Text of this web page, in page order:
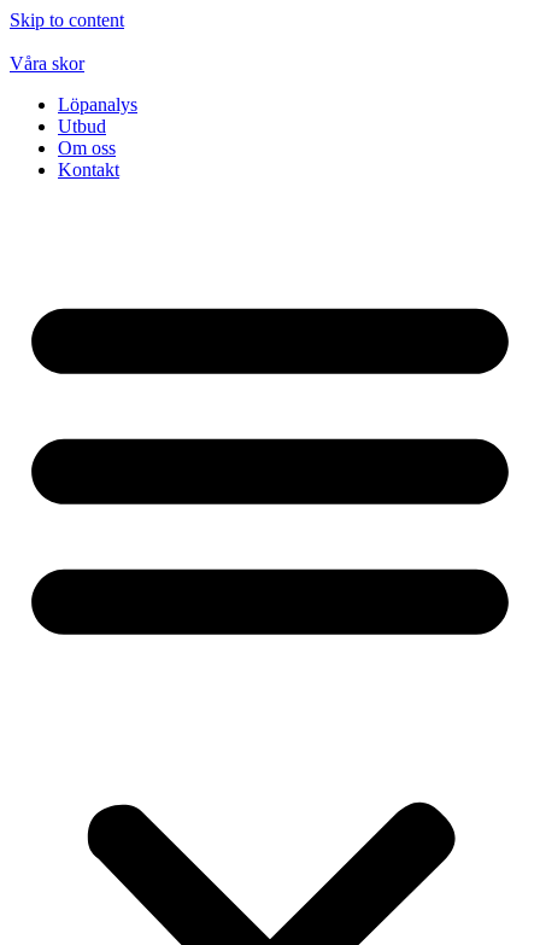
Skip to content
Våra skor
Löpanalys
Utbud
Om oss
Kontakt